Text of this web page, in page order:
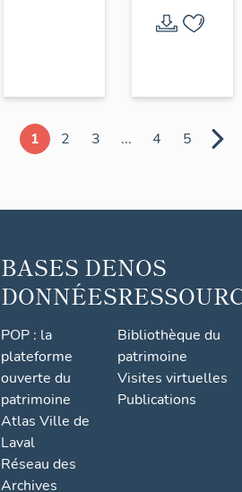
1 2 3 ... 4 5
BASES DE
DONNÉES
POP : la
plateforme
ouverte du
patrimoine
Atlas Ville de
Laval
Réseau des
Archives
NOS
Bibliothèque du
patrimoine
Visites virtuelles
Publications